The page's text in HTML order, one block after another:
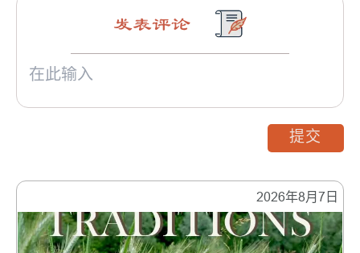
2026年8月7日
发表评论
提交